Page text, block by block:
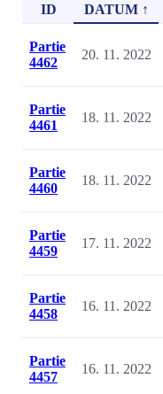
ID DATUM ↑
Partie
4462
20. 11. 2022
Partie
4461
18. 11. 2022
Partie
4460
18. 11. 2022
Partie
4459
17. 11. 2022
Partie
4458
16. 11. 2022
Partie
4457
16. 11. 2022